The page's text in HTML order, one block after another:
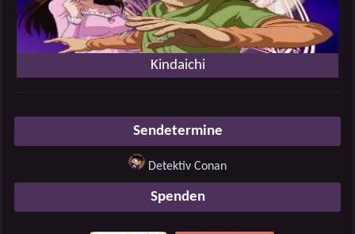
Kindaichi
Sendetermine
Detektiv Conan
Spenden